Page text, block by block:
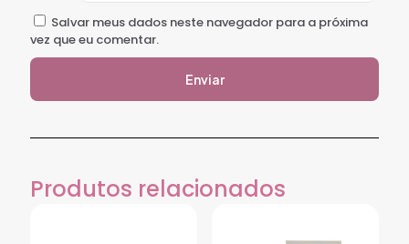
Salvar meus dados neste navegador para a próxima
vez que eu comentar.
Produtos relacionados